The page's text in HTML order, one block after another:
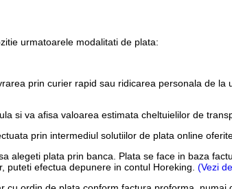
urmatoarele modalitati de plata:
prin curier rapid sau ridicarea personala de
si va afisa valoarea estimata cheltuielilor de
prin intermediul solutiilor de plata online
alegeti plata prin banca. Plata se face in baza
puteti efectua depunere in contul Horeking. (Vezi